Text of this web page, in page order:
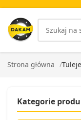
Strona główna
Kategorie